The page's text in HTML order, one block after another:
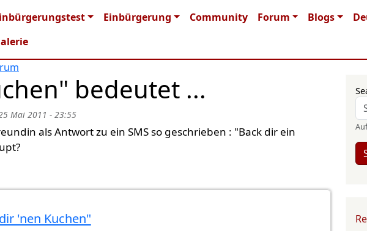
navigationEinbürgerung Community Forum Blogs
bedeutet ...
Mai 2011 - 23:55
als Antwort zu ein SMS so geschrieben : "Back dir ein
'nen Kuchen"